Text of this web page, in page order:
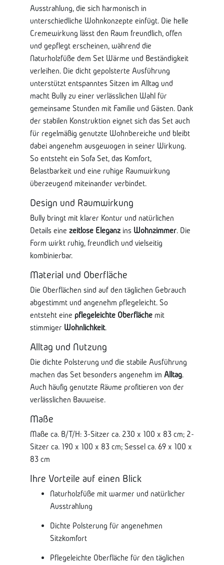
Ausstrahlung, die sich harmonisch in
unterschiedliche Wohnkonzepte einfügt. Die helle
Cremewirkung lässt den Raum freundlich, offen
und gepflegt erscheinen, während die
Naturholzfüße dem Set Wärme und Beständigkeit
verleihen. Die dicht gepolsterte Ausführung
unterstützt entspanntes Sitzen im Alltag und
macht Bully zu einer verlässlichen Wahl für
gemeinsame Stunden mit Familie und Gästen. Dank
der stabilen Konstruktion eignet sich das Set auch
für regelmäßig genutzte Wohnbereiche und bleibt
dabei angenehm ausgewogen in seiner Wirkung.
So entsteht ein Sofa Set, das Komfort,
Belastbarkeit und eine ruhige Raumwirkung
überzeugend miteinander verbindet.
Design und Raumwirkung
Bully bringt mit klarer Kontur und natürlichen
Details eine zeitlose Eleganzins Wohnzimmer. Die
Form wirkt ruhig, freundlich und vielseitig
kombinierbar.
Material und Oberfläche
Die Oberflächen sind auf den täglichen Gebrauch
abgestimmt und angenehm pflegeleicht. So
entsteht eine pflegeleichte Oberflächemit
stimmiger Wohnlichkeit.
Alltag und Nutzung
Die dichte Polsterung und die stabile Ausführung
machen das Set besonders angenehm im Alltag.
Auch häufig genutzte Räume profitieren von der
verlässlichen Bauweise.
Maße
Maße ca. B/T/H: 3-Sitzer ca. 230 x 100 x 83 cm; 2-
Sitzer ca. 190 x 100 x 83 cm; Sessel ca. 69 x 100 x
83 cm
Ihre Vorteile auf einen Blick
Naturholzfüße mit warmer und natürlicher
Ausstrahlung
Dichte Polsterung für angenehmen
Sitzkomfort
Pflegeleichte Oberfläche für den täglichen